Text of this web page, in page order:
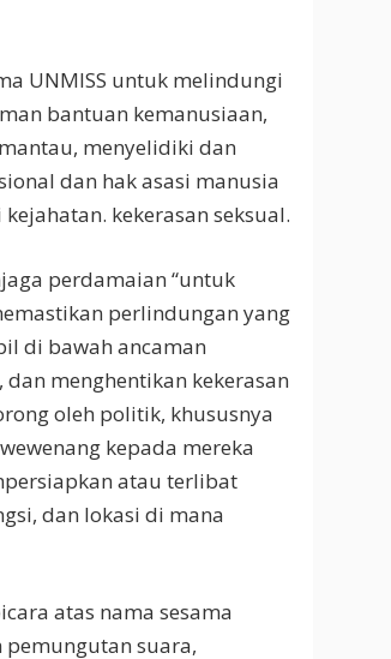
UNMISS untuk melindungi
bantuan kemanusiaan,
menyelidiki dan
dan hak asasi manusia
kekerasan seksual.
perdamaian “untuk
perlindungan yang
di bawah ancaman
dan menghentikan kekerasan
oleh politik, khususnya
kepada mereka
atau terlibat
dan lokasi di mana
atas nama sesama
pemungutan suara,